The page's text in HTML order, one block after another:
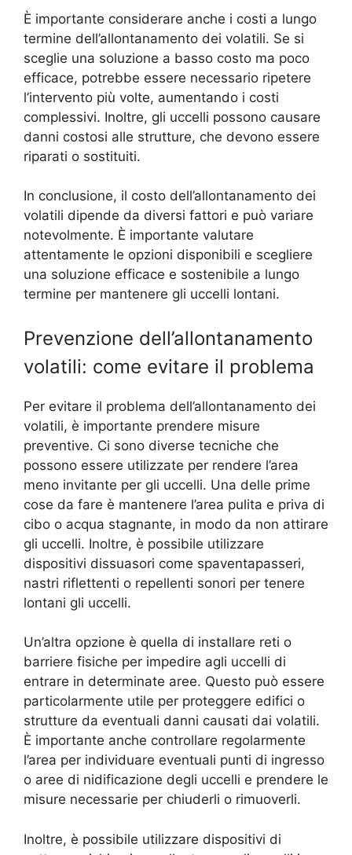
È importante considerare anche i costi a lungo
termine dell’allontanamento dei volatili. Se si
sceglie una soluzione a basso costo ma poco
efficace, potrebbe essere necessario ripetere
l’intervento più volte, aumentando i costi
complessivi. Inoltre, gli uccelli possono causare
danni costosi alle strutture, che devono essere
riparati o sostituiti.
In conclusione, il costo dell’allontanamento dei
volatili dipende da diversi fattori e può variare
notevolmente. È importante valutare
attentamente le opzioni disponibili e scegliere
una soluzione efficace e sostenibile a lungo
termine per mantenere gli uccelli lontani.
Prevenzione dell’allontanamento
volatili: come evitare il problema
Per evitare il problema dell’allontanamento dei
volatili, è importante prendere misure
preventive. Ci sono diverse tecniche che
possono essere utilizzate per rendere l’area
meno invitante per gli uccelli. Una delle prime
cose da fare è mantenere l’area pulita e priva di
cibo o acqua stagnante, in modo da non attirare
gli uccelli. Inoltre, è possibile utilizzare
dispositivi dissuasori come spaventapasseri,
nastri riflettenti o repellenti sonori per tenere
lontani gli uccelli.
Un’altra opzione è quella di installare reti o
barriere fisiche per impedire agli uccelli di
entrare in determinate aree. Questo può essere
particolarmente utile per proteggere edifici o
strutture da eventuali danni causati dai volatili.
È importante anche controllare regolarmente
l’area per individuare eventuali punti di ingresso
o aree di nidificazione degli uccelli e prendere le
misure necessarie per chiuderli o rimuoverli.
Inoltre, è possibile utilizzare dispositivi di